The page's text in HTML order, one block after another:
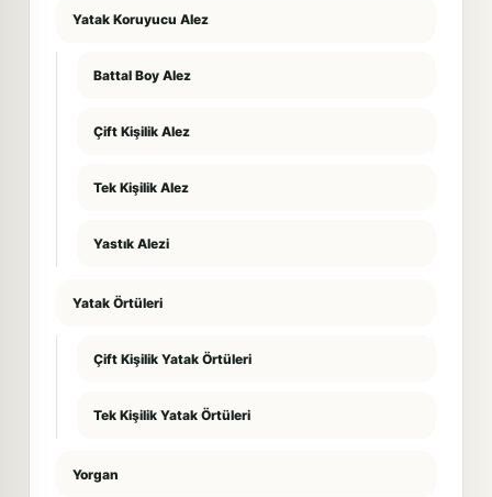
Yatak Koruyucu Alez
Battal Boy Alez
Çift Kişilik Alez
Tek Kişilik Alez
Yastık Alezi
Yatak Örtüleri
Çift Kişilik Yatak Örtüleri
Tek Kişilik Yatak Örtüleri
Yorgan